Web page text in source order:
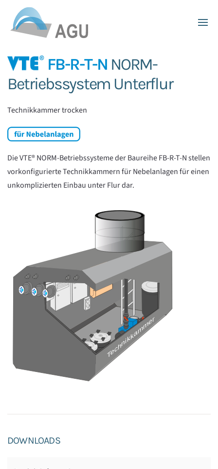
Skip to main content
FB-R-T-N NORM-
Betriebssystem Unterflur
Technikkammer trocken
Die VTE® NORM-Betriebssysteme der Baureihe FB-R-T-N stellen
vorkonfigurierte Technikkammern für Nebelanlagen für einen
unkomplizierten Einbau unter Flur dar.
DOWNLOADS